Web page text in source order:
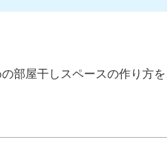
部屋干しスペースの作り方を